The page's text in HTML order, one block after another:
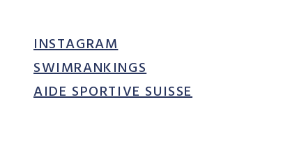
INSTAGRAM
SWIMRANKINGS
AIDE SPORTIVE SUISSE